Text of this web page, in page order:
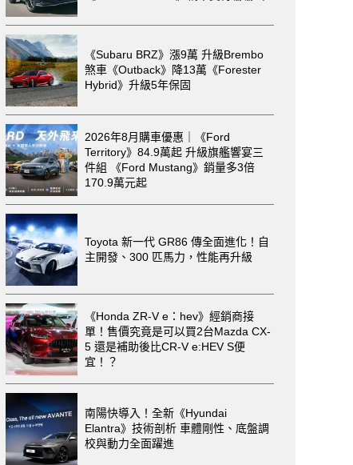
《Subaru BRZ》漲9萬 升級Brembo
煞車《Outback》降13萬《Forester
Hybrid》升級5年保固
2026年8月購車優惠｜《Ford
Territory》84.9萬起 升級旗艦響宴三
件組 《Ford Mustang》銷量多3倍
170.9萬元起
Toyota 新一代 GR86 傳全面進化！自
主開發、300 匹馬力，性能再升級
《Honda ZR-V e：hev》經銷商接
單！售價究竟是可以買2台Mazda CX-
5 還是補助後比CR-V e:HEV S便
宜！？
南陽快導入！全新《Hyundai
Elantra》技術剖析 車體剛性、底盤調
校與動力全面躍進